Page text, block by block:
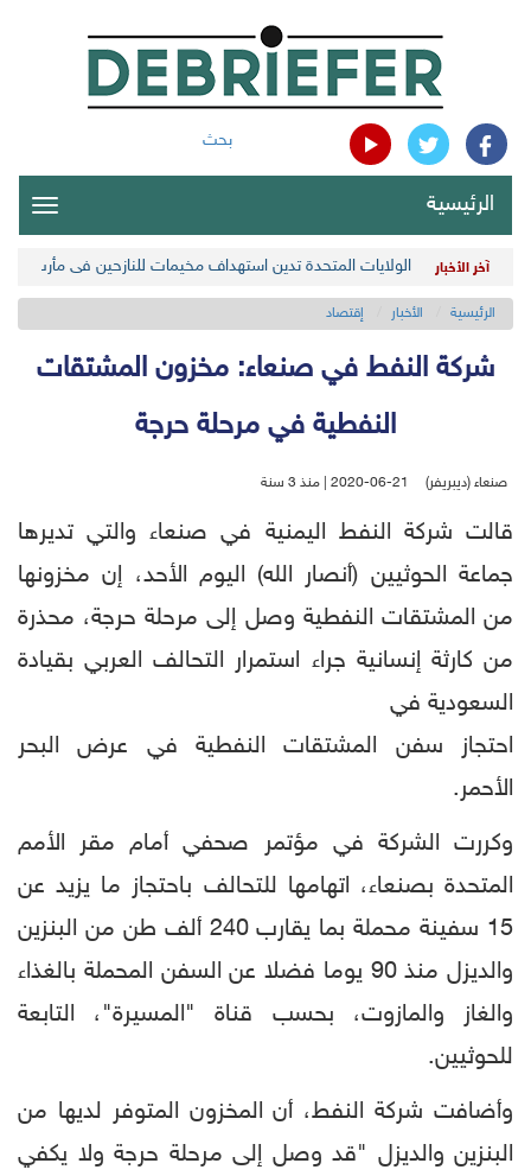
بحث
الرئيسية
آخر الأخبار الولايات المتحدة تدين استهداف مخيمات للنازحين في مأرب
الرئيسية الأخبار إقتصاد
شركة النفط في صنعاء: مخزون المشتقات
النفطية في مرحلة حرجة
صنعاء (ديبريفر) 2020-06-21 | منذ 3 سنة
قالت شركة النفط اليمنية في صنعاء والتي تديرها
جماعة الحوثيين (أنصار الله) اليوم الأحد، إن مخزونها
من المشتقات النفطية وصل إلى مرحلة حرجة، محذرة
من كارثة إنسانية جراء استمرار التحالف العربي بقيادة
السعودية في
احتجاز سفن المشتقات النفطية في عرض البحر
الأحمر.
وكررت الشركة في مؤتمر صحفي أمام مقر الأمم
المتحدة بصنعاء، اتهامها للتحالف باحتجاز ما يزيد عن
15 سفينة محملة بما يقارب 240 ألف طن من البنزين
والديزل منذ 90 يوما فضلا عن السفن المحملة بالغذاء
والغاز والمازوت، بحسب قناة "المسيرة"، التابعة
للحوثيين.
وأضافت شركة النفط، أن المخزون المتوفر لديها من
البنزين والديزل "قد وصل إلى مرحلة حرجة ولا يكفي